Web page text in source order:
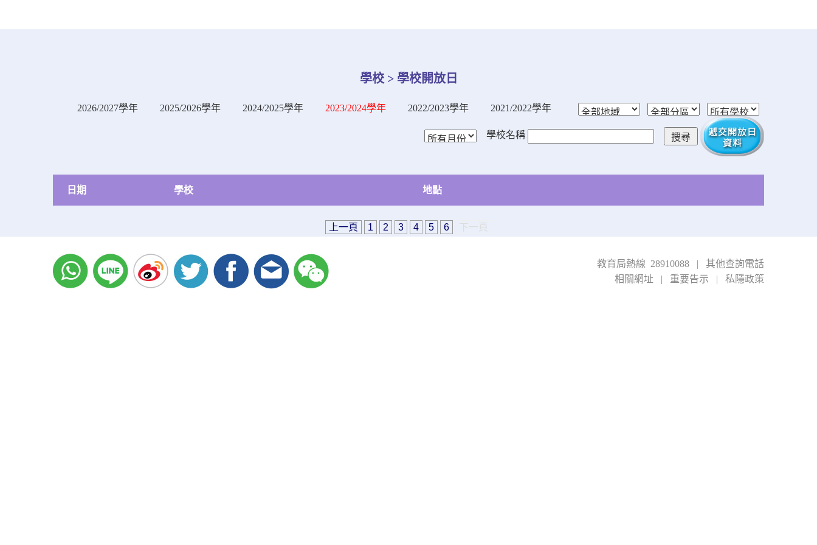
學校 > 學校開放日
2026/2027學年 2025/2026學年 2024/2025學年 2023/2024學年 2022/2023學年 2021/2022學年
學校名稱
日期 學校 地點
上一頁 1 2 3 4 5 6 下一頁
教育局熱線 28910088 | 其他查詢電話
相關網址 | 重要告示 | 私隱政策